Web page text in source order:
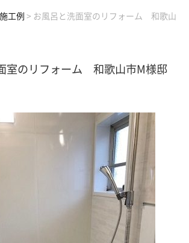
工例 > お風呂と洗面室のリフォーム 和歌山
室のリフォーム 和歌山市M様邸